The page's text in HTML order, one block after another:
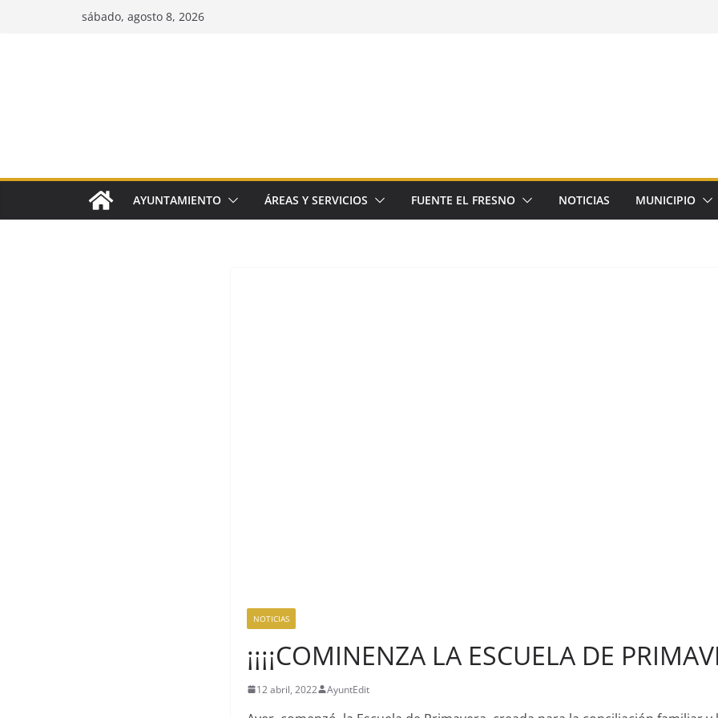
sábado, agosto 8, 2026
AYUNTAMIENTO ÁREAS Y SERVICIOS FUENTE EL FRESNO NOTICIAS MUNICIPIO
NOTICIAS
¡¡¡¡COMINENZA LA ESCUELA DE
12 abril, 2022 AyuntEdit